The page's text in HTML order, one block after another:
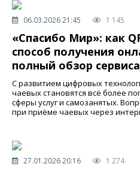
06.03.2026 21:45 1 145
«Спасибо Мир»: как
способ получения
полный обзор сервиса
С развитием цифровых
чаевых становятся всё более
сферы услуг и самозанятых.
при приёме чаевых через
27.01.2026 20:16 1 274